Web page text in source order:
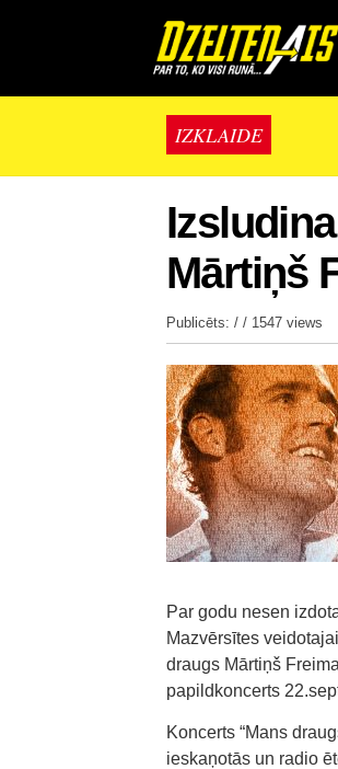
IZKLAIDE
Mārtiņš
Publicēts: / / 1547 views
Par godu nesen
Mazvērsītes
draugs Mārtiņš
papildkoncerts
Koncerts “Mans
ieskaņotās un radio